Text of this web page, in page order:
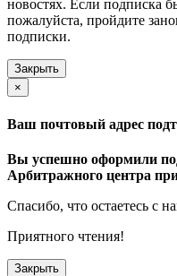
новостях. Если подписка
пожалуйста, пройдите
подписки.
Закрыть
×
Ваш почтовый адрес
Вы успешно оформили
Арбитражного центра
Спасибо, что остаетесь с
Приятного чтения!
Закрыть